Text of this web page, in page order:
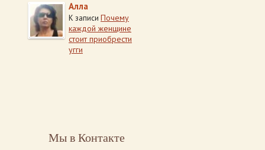
Алла
К записи Почему
каждой женщине
стоит приобрести
угги
Мы в Контакте